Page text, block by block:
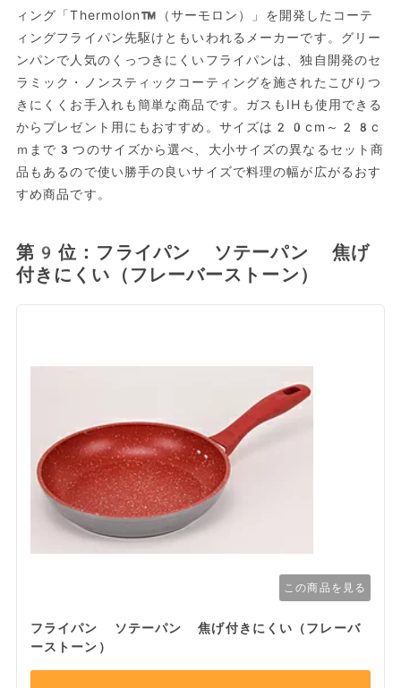
ィング「Thermolon™（サーモロン）」を開発したコーテ
ィングフライパン先駆けともいわれるメーカーです。グリー
ンパンで人気のくっつきにくいフライパンは、独自開発のセ
ラミック・ノンスティックコーティングを施されたこびりつ
きにくくお手入れも簡単な商品です。ガスもIHも使用できる
からプレゼント用にもおすすめ。サイズは20cm～28c
ｍまで3つのサイズから選べ、大小サイズの異なるセット商
品もあるので使い勝手の良いサイズで料理の幅が広がるおす
すめ商品です。
第9位：フライパン ソテーパン 焦げ
付きにくい（フレーバーストーン）
この商品を見る
フライパン ソテーパン 焦げ付きにくい（フレーバ
ーストーン）